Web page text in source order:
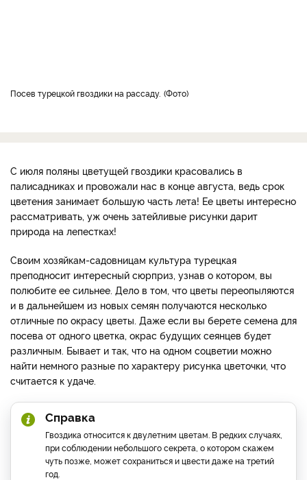
Посев турецкой гвоздики на рассаду. Фото
С июля поляны цветущей гвоздики красовались в
палисадниках и провожали нас в конце августа, ведь срок
цветения занимает большую часть лета! Ее цветы интересно
рассматривать, уж очень затейливые рисунки дарит
природа на лепестках!
Своим хозяйкам-садовницам культура турецкая
преподносит интересный сюрприз, узнав о котором, вы
полюбите ее сильнее. Дело в том, что цветы переопыляются
и в дальнейшем из новых семян получаются несколько
отличные по окрасу цветы. Даже если вы берете семена для
посева от одного цветка, окрас будущих сеянцев будет
различным. Бывает и так, что на одном соцветии можно
найти немного разные по характеру рисунка цветочки, что
считается к удаче.
Справка
Гвоздика относится к двулетним цветам. В редких случаях,
при соблюдении небольшого секрета, о котором скажем
чуть позже, может сохраниться и цвести даже на третий
год.